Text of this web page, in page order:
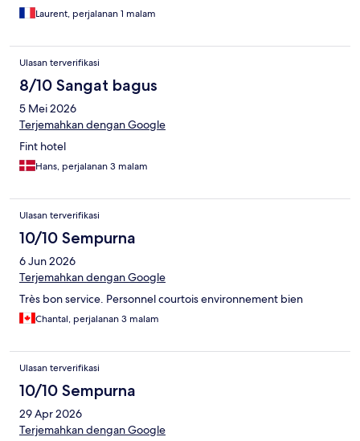
Laurent, perjalanan 1 malam
Ulasan terverifikasi
8/10 Sangat bagus
5 Mei 2026
Terjemahkan dengan Google
Fint hotel
Hans, perjalanan 3 malam
Ulasan terverifikasi
10/10 Sempurna
6 Jun 2026
Terjemahkan dengan Google
Très bon service. Personnel courtois environnement bien
Chantal, perjalanan 3 malam
Ulasan terverifikasi
10/10 Sempurna
29 Apr 2026
Terjemahkan dengan Google